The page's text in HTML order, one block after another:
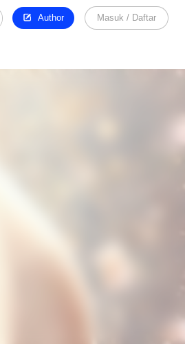
Author Masuk / Daftar